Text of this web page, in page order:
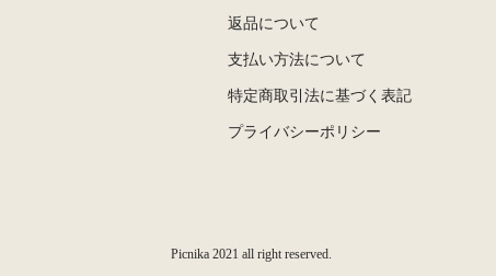
返品について
支払い方法について
特定商取引法に基づく表記
プライバシーポリシー
Picnika 2021 all right reserved.